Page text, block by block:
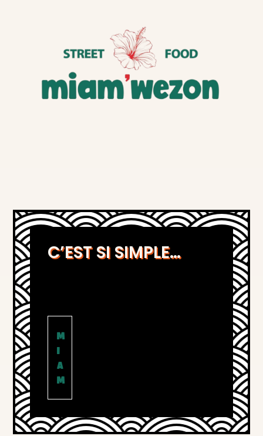
C’EST SI SIMPLE…
M
I
A
M